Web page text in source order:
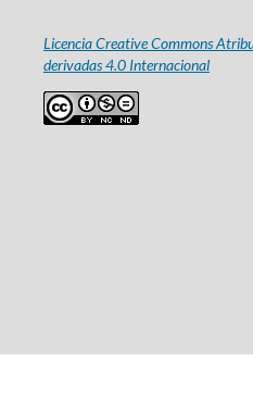
Licencia Creative Commons
derivadas 4.0 Internacional